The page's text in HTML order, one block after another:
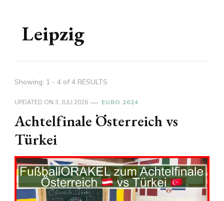
Leipzig
Showing: 1 - 4 of 4 RESULTS
UPDATED ON 3. JULI 2026 EURO 2024
Achtelfinale Österreich vs
Türkei